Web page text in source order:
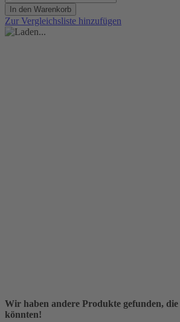
In den Warenkorb
Zur Vergleichsliste hinzufügen
Wir haben andere Produkte gefunden,
könnten!